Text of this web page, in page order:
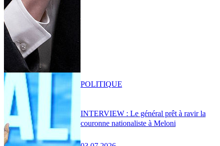
INTERVIEW : Le général prêt à ravir la
couronne nationaliste à Meloni
POLITIQUE